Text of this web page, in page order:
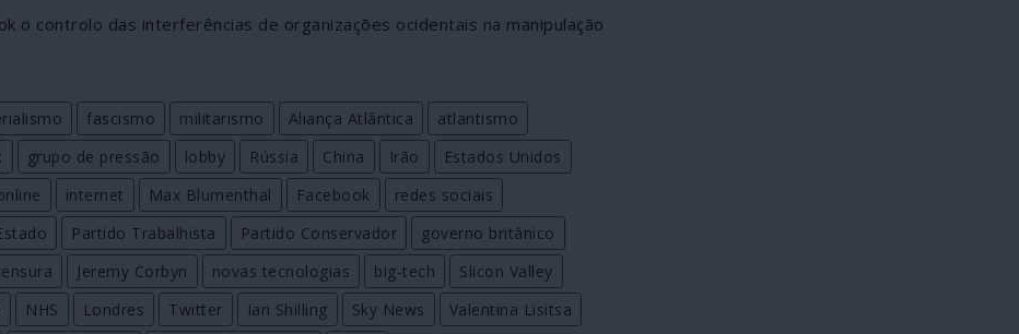
o controlo das interferências de organizações ocidentais na manipulação
fascismo militarismo Aliança Atlântica
atlantismo
grupo de pressão lobby Rússia China Irão
Estados Unidos
internet Max Blumenthal Facebook
redes sociais
Partido Trabalhista Partido Conservador
governo britânico
Jeremy Corbyn novas tecnologias big-tech
Slicon Valley
NHS Londres Twitter Ian Shilling Sky News Valentina Lisitsa